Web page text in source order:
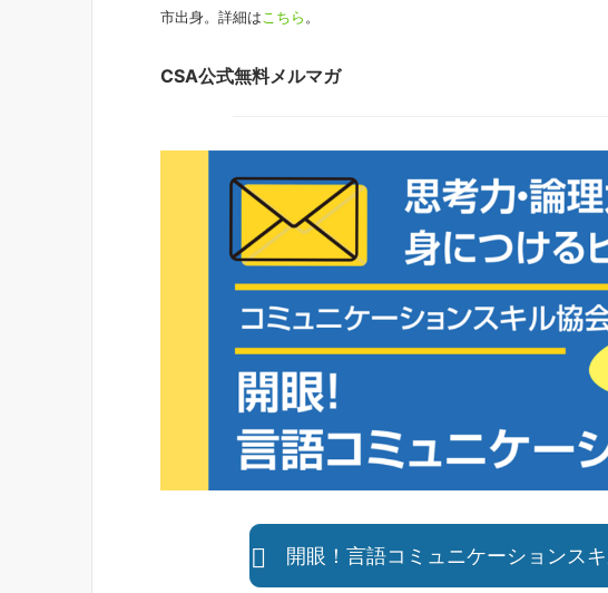
市出身。詳細はこちら。
CSA公式無料メルマガ
開眼！言語コミュニケーションス